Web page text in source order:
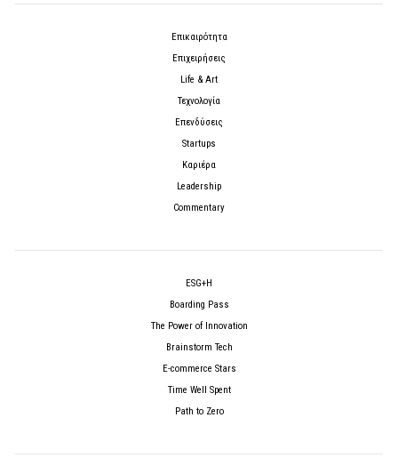
Επικαιρότητα
Επιχειρήσεις
Life & Art
Τεχνολογία
Επενδύσεις
Startups
Καριέρα
Leadership
Commentary
ESG+H
Boarding Pass
The Power of Innovation
Brainstorm Tech
E-commerce Stars
Time Well Spent
Path to Zero